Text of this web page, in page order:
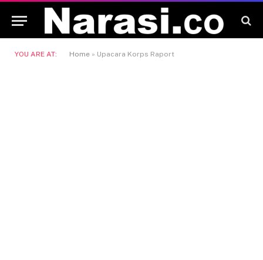
YOU ARE AT: Home » Upacara Korps Raport